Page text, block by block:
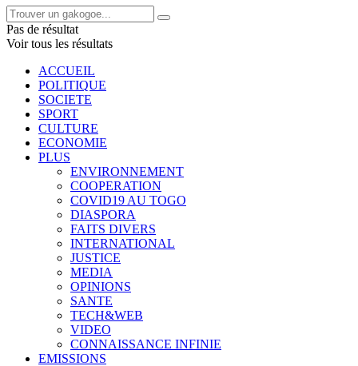
Pas de résultat
Voir tous les résultats
ACCUEIL
POLITIQUE
SOCIETE
SPORT
CULTURE
ECONOMIE
PLUS
ENVIRONNEMENT
COOPERATION
COVID19 AU TOGO
DIASPORA
FAITS DIVERS
INTERNATIONAL
JUSTICE
MEDIA
OPINIONS
SANTE
TECH&WEB
VIDEO
CONNAISSANCE INFINIE
EMISSIONS